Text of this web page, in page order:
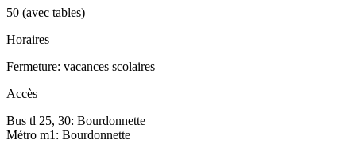
50 (avec tables)
Horaires
Fermeture: vacances scolaires
Accès
Bus tl 25, 30: Bourdonnette
Métro m1: Bourdonnette